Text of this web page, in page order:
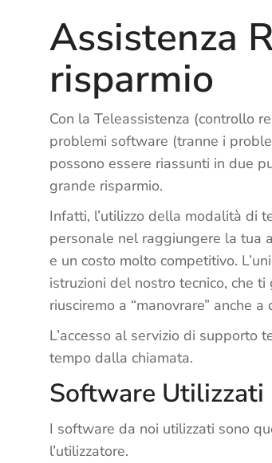
Assistenza
risparmio
Con la Teleassistenza (controllo
problemi software (tranne i
possono essere riassunti in due
grande risparmio.
Infatti, l’utilizzo della modalità di
personale nel raggiungere la tua
e un costo molto competitivo.
istruzioni del nostro tecnico, che
riusciremo a “manovrare” anche
L’accesso al servizio di supporto
tempo dalla chiamata.
Software Utilizzati
I software da noi utilizzati sono
l’utilizzatore.